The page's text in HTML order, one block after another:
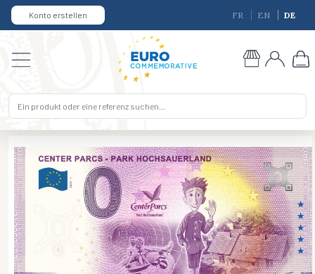
Konto erstellen FR EN DE